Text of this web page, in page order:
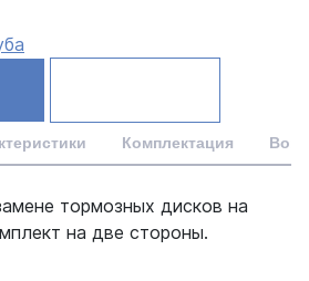
Комплектация
тормозных дисков на
на две стороны.